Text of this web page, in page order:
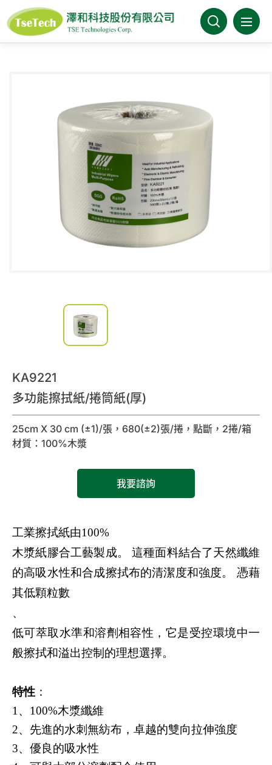
澤和科技有限公司
產品介紹
產業分類
代理品牌
型錄下載
繁體中文
KA9221
多功能擦拭紙/捲筒紙(厚)
25cm X 30 cm (±1)/張，680(±2)張/捲，點斷，2捲/箱
材質：100%木漿
我要諮詢
工業擦拭紙由100%
木漿紙膠合工藝製成。 這種面料結合了天然纖維
的高吸水性和合成擦拭布的清潔度和強度。 憑藉
其低顆粒數
、
低可萃取水準和溶劑相容性，它是受控環境中一
般擦拭和溢出控制的理想選擇。
特性 ：
1、 100%木漿纖維
2、先進的水刺無紡布，卓越的雙向拉伸強度
3、優良的吸水性